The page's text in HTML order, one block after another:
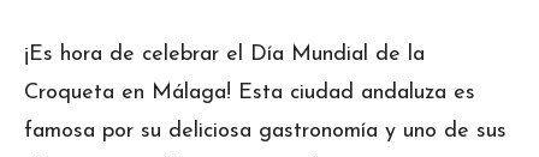
¡Es hora de celebrar el Día Mundial de la
Croqueta en Málaga! Esta ciudad andaluza es
famosa por su deliciosa gastronomía y uno de sus